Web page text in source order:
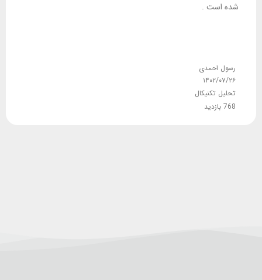
شده است .
رسول احمدی
۱۴۰۲/۰۷/۲۶
تحلیل تکنیکال
768 بازدید